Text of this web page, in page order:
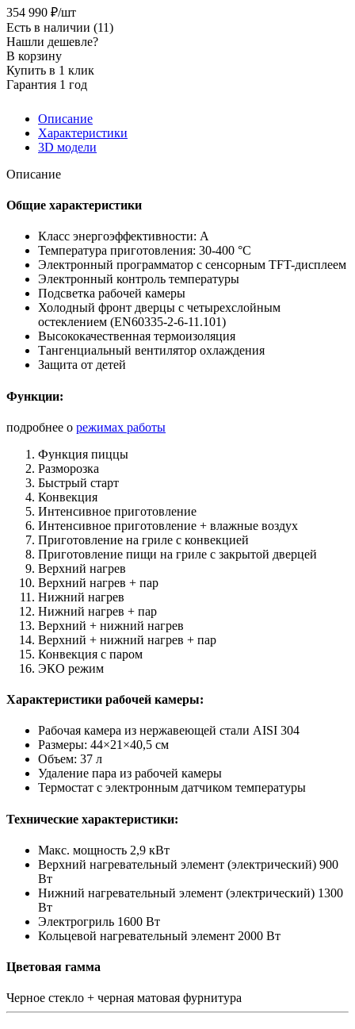
354 990 ₽/шт
Есть в наличии (11)
Нашли дешевле?
В корзину
Купить в 1 клик
Гарантия 1 год
Описание
Характеристики
3D модели
Описание
Общие характеристики
Класс энергоэффективности: А
Температура приготовления: 30-400 °C
Электронный программатор с сенсорным TFT-дисплеем
Электронный контроль температуры
Подсветка рабочей камеры
Холодный фронт дверцы с четырехслойным
остеклением (EN60335-2-6-11.101)
Высококачественная термоизоляция
Тангенциальный вентилятор охлаждения
Защита от детей
Функции:
подробнее о режимах работы
Функция пиццы
Разморозка
Быстрый старт
Конвекция
Интенсивное приготовление
Интенсивное приготовление + влажные воздух
Приготовление на гриле с конвекцией
Приготовление пищи на гриле с закрытой дверцей
Верхний нагрев
Верхний нагрев + пар
Нижний нагрев
Нижний нагрев + пар
Верхний + нижний нагрев
Верхний + нижний нагрев + пар
Конвекция с паром
ЭКО режим
Характеристики рабочей камеры:
Рабочая камера из нержавеющей стали AISI 304
Размеры: 44×21×40,5 см
Объем: 37 л
Удаление пара из рабочей камеры
Термостат с электронным датчиком температуры
Технические характеристики:
Макс. мощность 2,9 кВт
Верхний нагревательный элемент (электрический) 900
Вт
Нижний нагревательный элемент (электрический) 1300
Вт
Электрогриль 1600 Вт
Кольцевой нагревательный элемент 2000 Вт
Цветовая гамма
Черное стекло + черная матовая фурнитура